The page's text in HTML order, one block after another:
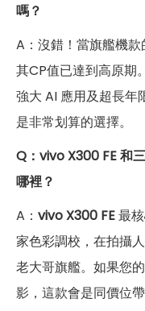
嗎？
A：沒錯！當旗艦機
其CP值已達到高原期
強大 AI 應用及超長年
是非常划算的選擇。
Q：vivo X300 FE 和
哪裡？
A： vivo X300 FE最
家色彩調校，在拍攝
老大哥旗艦。如果您
影，這款會是同價位帶